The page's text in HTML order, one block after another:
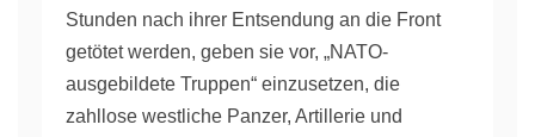
Stunden nach ihrer Entsendung an die Front
getötet werden, geben sie vor, „NATO-
ausgebildete Truppen“ einzusetzen, die
zahllose westliche Panzer, Artillerie und